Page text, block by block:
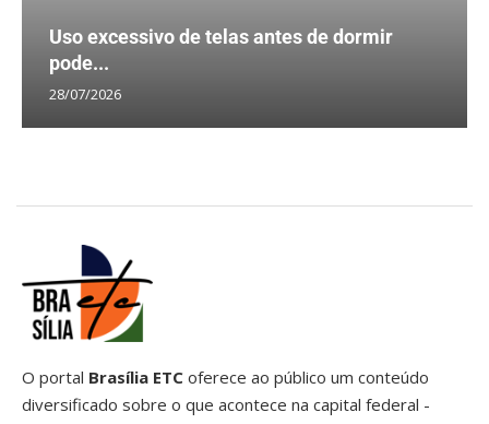
Uso excessivo de telas antes de dormir
pode...
28/07/2026
O portal Brasília ETC oferece ao público um conteúdo
diversificado sobre o que acontece na capital federal -